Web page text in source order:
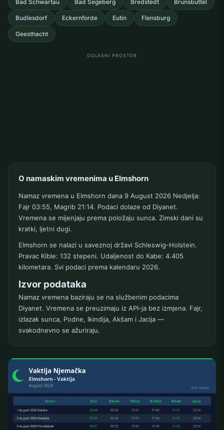
Bad Schwartau Bad Segeberg Bredstedt Brunsbuttel
Budlesdorf Eckernforde Eutin Flensburg
Geesthacht
OGLASNI PROSTOR
O namaskim vremenima u Elmshorn
Namaz vremena u Elmshorn dana 9 August 2026 Nedjelja:
Fajr 03:55, Magrib 21:14. Podaci dolaze od Diyanet.
Vremena se mijenjaju prema položaju sunca. Zimski dani su
kratki, ljetni dugi.
Elmshorn se nalazi u saveznoj državi Schleswig-Holstein.
Pravac Kible: 132 stepeni. Udaljenost do Kabe: 4.405
kilometara. Svi podaci prema kalendaru 2026.
Izvor podataka
Namaz vremena baziraju se na službenim podacima
Diyanet. Vremena se preuzimaju iz API-ja bez izmjena. Fajr,
izlazak sunca, Podne, Ikindija, Akšam i Jacija —
svakodnevno se ažuriraju.